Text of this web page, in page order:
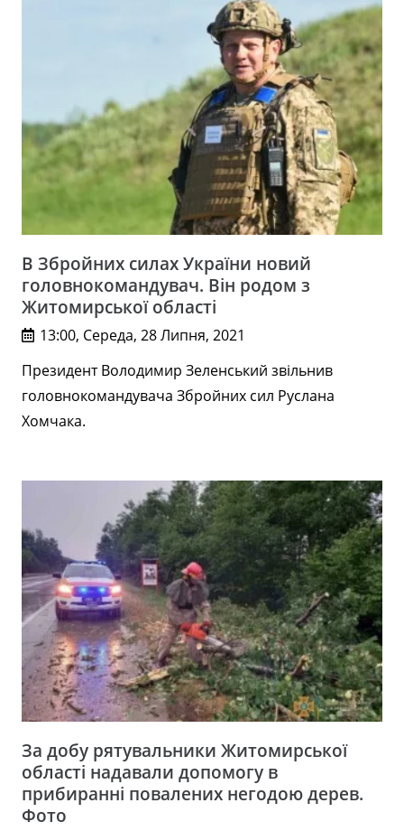
В Збройних силах України новий
головнокомандувач. Він родом з
Житомирської області
13:00, Середа, 28 Липня, 2021
Президент Володимир Зеленський звільнив
головнокомандувача Збройних сил Руслана
Хомчака.
За добу рятувальники Житомирської
області надавали допомогу в
прибиранні повалених негодою дерев.
Фото